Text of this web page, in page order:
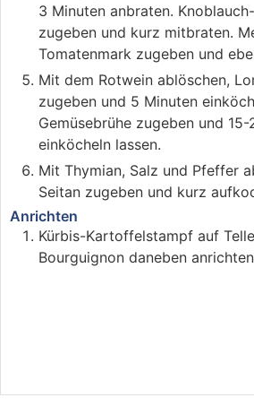
3 Minuten anbraten.
zugeben und kurz mitbraten.
Tomatenmark zugeben und
Mit dem Rotwein ablöschen,
zugeben und 5 Minuten
Gemüsebrühe zugeben und
einköcheln lassen.
Mit Thymian, Salz und Pfeffer
Seitan zugeben und kurz
Anrichten
Kürbis-Kartoffelstampf auf
Bourguignon daneben